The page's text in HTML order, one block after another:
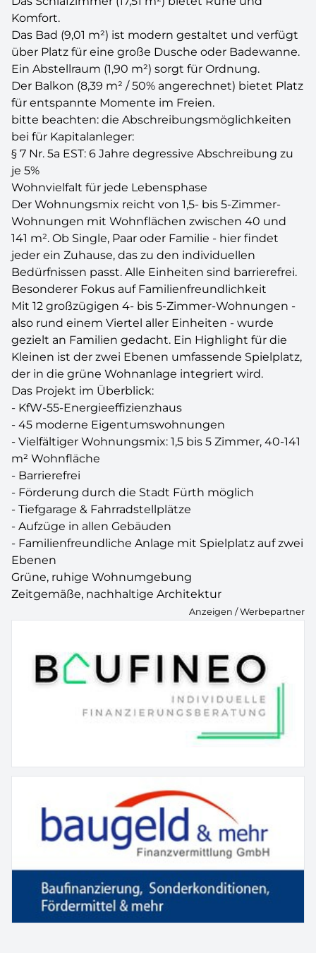
Komfort.
Das Bad (9,01 m²) ist modern gestaltet und verfügt
über Platz für eine große Dusche oder Badewanne.
Ein Abstellraum (1,90 m²) sorgt für Ordnung.
Der Balkon (8,39 m² / 50% angerechnet) bietet Platz
für entspannte Momente im Freien.
bitte beachten: die Abschreibungsmöglichkeiten
bei für Kapitalanleger:
§ 7 Nr. 5a EST: 6 Jahre degressive Abschreibung zu
je 5%
Wohnvielfalt für jede Lebensphase
Der Wohnungsmix reicht von 1,5- bis 5-Zimmer-
Wohnungen mit Wohnflächen zwischen 40 und
141 m². Ob Single, Paar oder Familie - hier findet
jeder ein Zuhause, das zu den individuellen
Bedürfnissen passt. Alle Einheiten sind barrierefrei.
Besonderer Fokus auf Familienfreundlichkeit
Mit 12 großzügigen 4- bis 5-Zimmer-Wohnungen -
also rund einem Viertel aller Einheiten - wurde
gezielt an Familien gedacht. Ein Highlight für die
Kleinen ist der zwei Ebenen umfassende Spielplatz,
der in die grüne Wohnanlage integriert wird.
Das Projekt im Überblick:
- KfW-55-Energieeffizienzhaus
- 45 moderne Eigentumswohnungen
- Vielfältiger Wohnungsmix: 1,5 bis 5 Zimmer, 40-141
m² Wohnfläche
- Barrierefrei
- Förderung durch die Stadt Fürth möglich
- Tiefgarage & Fahrradstellplätze
- Aufzüge in allen Gebäuden
- Familienfreundliche Anlage mit Spielplatz auf zwei
Ebenen
Grüne, ruhige Wohnumgebung
Zeitgemäße, nachhaltige Architektur
Anzeigen / Werbepartner